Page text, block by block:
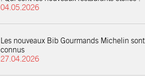
04.05.2026
Les nouveaux Bib Gourmands Michelin sont
connus
27.04.2026